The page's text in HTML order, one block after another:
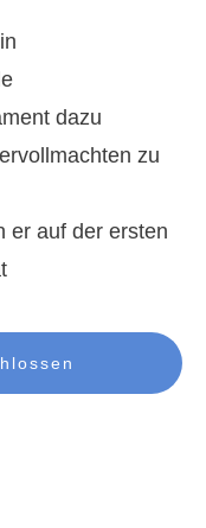
dazu
zu
er auf der ersten